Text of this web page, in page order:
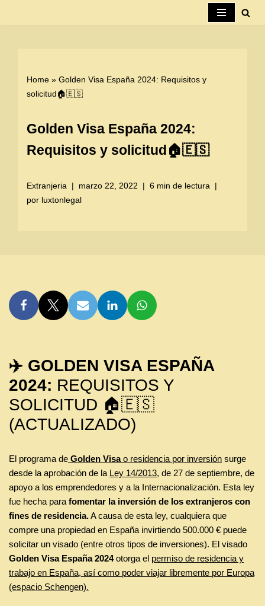
Home » Golden Visa España 2024: Requisitos y
solicitud🏠🇪🇸
Golden Visa España 2024:
Requisitos y solicitud🏠🇪🇸
Extranjeria marzo 22, 2022
6 min de lectura
por luxtonlegal
✈️ GOLDEN VISA ESPAÑA
2024: REQUISITOS Y
SOLICITUD 🏠🇪🇸
(ACTUALIZADO)
El programa de Golden Visao residencia por inversión surge
desde la aprobación de la Ley 14/2013, de 27 de septiembre, de
apoyo a los emprendedores y a la Internacionalización. Esta ley
fue hecha para fomentar la inversión de los extranjeros con
fines de residencia.A causa de esta ley, cualquiera que
compre una propiedad en España invirtiendo 500.000 € puede
solicitar un visado (entre otros tipos de inversiones). El visado
Golden Visa España 2024otorga el permiso de residencia y
trabajo en España, así como poder viajar libremente por Europa
(espacio Schengen).